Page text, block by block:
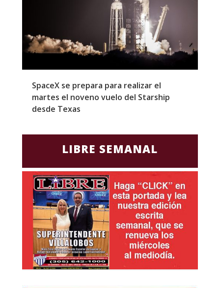
SpaceX se prepara para realizar el
martes el noveno vuelo del Starship
desde Texas
LIBRE SEMANAL